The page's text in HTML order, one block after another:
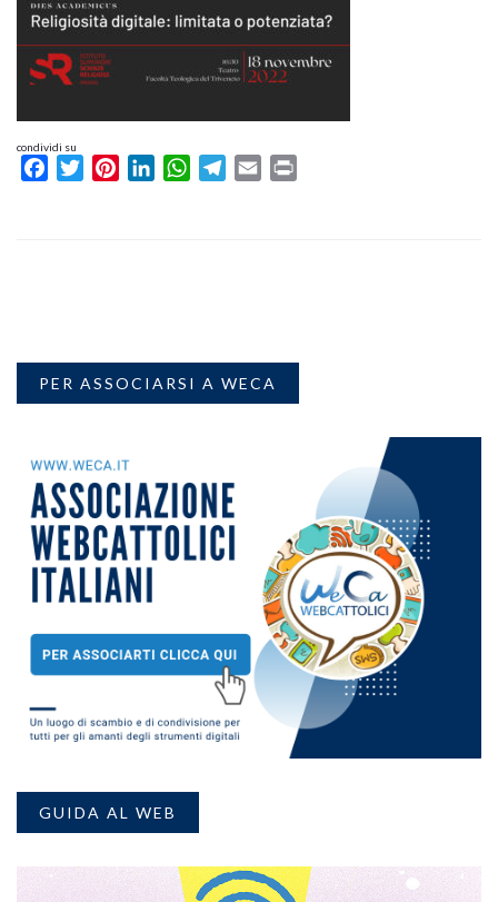
condividi su
FacebookTwitterPinterestLinkedInWhatsAppTelegram
Email
PER ASSOCIARSI A WECA
GUIDA AL WEB